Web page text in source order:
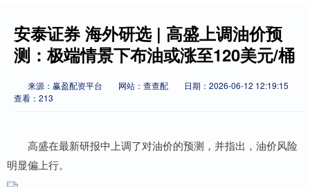
安泰证券 海外研选 | 高盛上调油价预
测：极端情景下布油或涨至120美元/桶
来源：赢盈配资平台 网站：查查配
日期：2026-06-12 12:19:15
查看：213
高盛在最新研报中上调了对油价的预测，并指出，油价风险
明显偏上行。